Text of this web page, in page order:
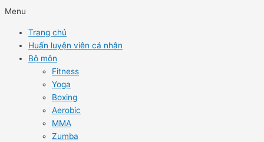
Menu
Trang chủ
Huấn luyện viên cá nhân
Bộ môn
Fitness
Yoga
Boxing
Aerobic
MMA
Zumba